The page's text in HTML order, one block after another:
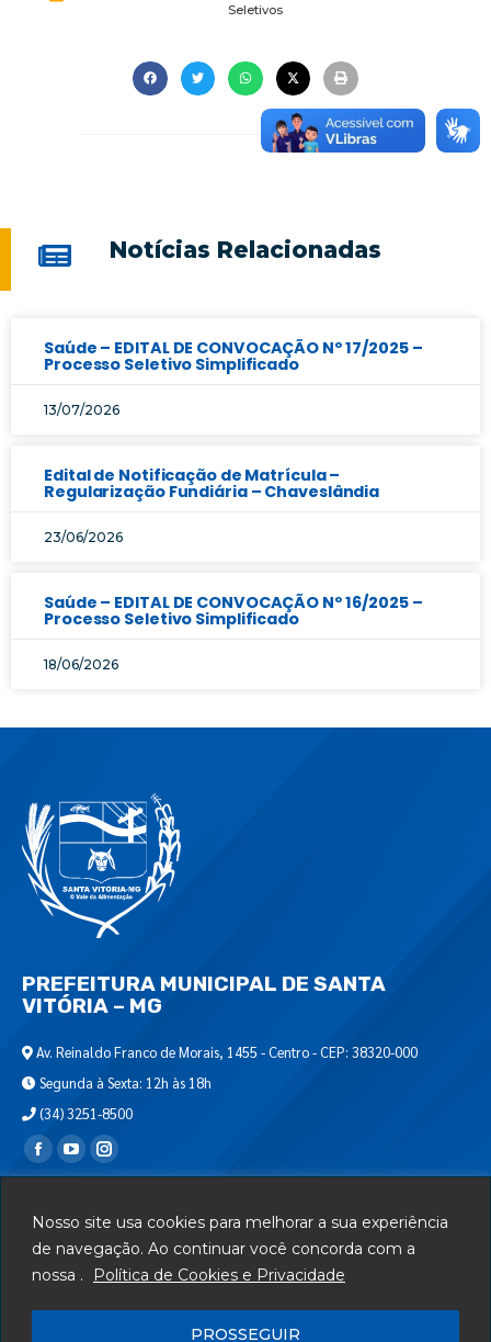
Nosso site usa cookies para melhorar a sua experiência
de navegação. Ao continuar você concorda com a
nossa .
Política de Cookies e Privacidade
PROSSEGUIR
Seletivos
Notícias Relacionadas
Saúde – EDITAL DE CONVOCAÇÃO Nº 17/2025 –
Processo Seletivo Simplificado
13/07/2026
Edital de Notificação de Matrícula –
Regularização Fundiária – Chaveslândia
23/06/2026
Saúde – EDITAL DE CONVOCAÇÃO Nº 16/2025 –
Processo Seletivo Simplificado
18/06/2026
PREFEITURA MUNICIPAL DE SANTA
VITÓRIA – MG
Av. Reinaldo Franco de Morais, 1455 - Centro - CEP: 38320-000
Segunda à Sexta: 12h às 18h
(34) 3251-8500
Encontre-nos em:
Departamento de T.I.
Serviços